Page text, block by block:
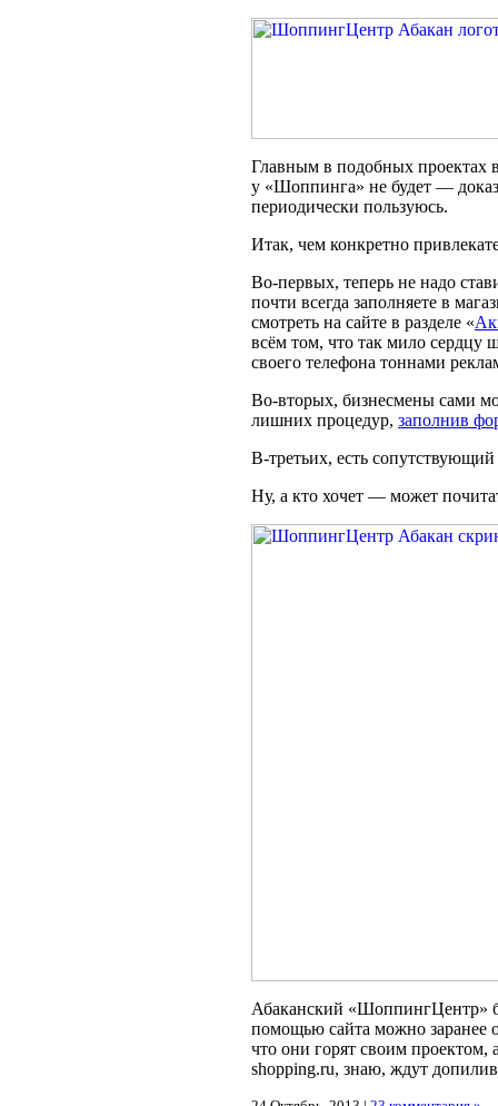
Главным в подобных проектах
у «Шоппинга» не будет —
периодически пользуюсь.
Итак, чем конкретно
Во-первых, теперь не надо
почти всегда заполняете в
смотреть на сайте в разделе «
всём том, что так мило сердцу
своего телефона тоннами
Во-вторых, бизнесмены сами
лишних процедур, заполнив
В-третьих, есть сопутствующий
Ну, а кто хочет — может
Абаканский «ШоппингЦентр»
помощью сайта можно заранее
что они горят своим проектом,
shopping.ru, знаю, ждут